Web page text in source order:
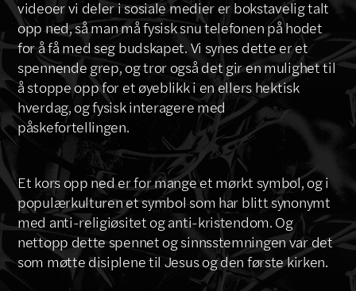
videoer vi deler i sosiale medier er bokstavelig talt
opp ned, så man må fysisk snu telefonen på hodet
for å få med seg budskapet. Vi synes dette er et
spennende grep, og tror også det gir en mulighet til
å stoppe opp for et øyeblikk i en ellers hektisk
hverdag, og fysisk interagere med
påskefortellingen.
Et kors opp ned er for mange et mørkt symbol, og i
populærkulturen et symbol som har blitt synonymt
med anti-religiøsitet og anti-kristendom. Og
nettopp dette spennet og sinnsstemningen var det
som møtte disiplene til Jesus og den første kirken.